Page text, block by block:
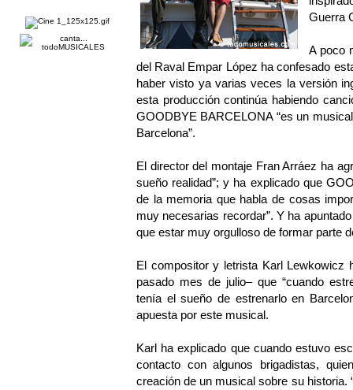
Guerra
A poco
del Raval Empar López ha confesado
haber visto ya varias veces la versión
esta producción continúa habiendo
GOODBYE BARCELONA “es un
Barcelona”.
El director del montaje Fran Arráez ha
sueño realidad”; y ha explicado que
de la memoria que habla de cosas
muy necesarias recordar”. Y ha
que estar muy orgulloso de formar parte
El compositor y letrista Karl Lewkowicz
pasado mes de julio– que “cuando
tenía el sueño de estrenarlo en
apuesta por este musical.
Karl ha explicado que cuando estuvo
contacto con algunos brigadistas,
creación de un musical sobre su historia.